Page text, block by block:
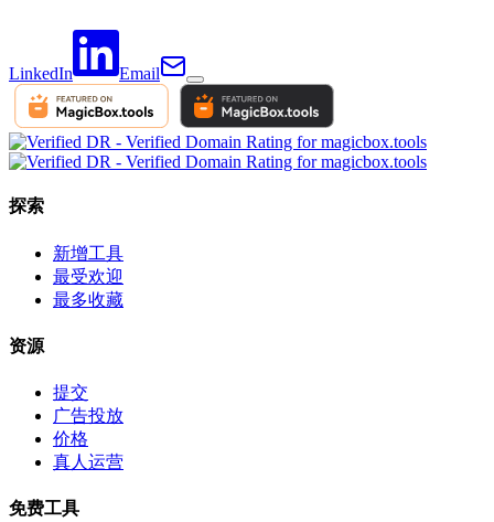
LinkedIn Email
探索
新增工具
最受欢迎
最多收藏
资源
提交
广告投放
价格
真人运营
免费工具